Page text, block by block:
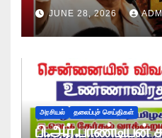
JUNE 28, 2026
அரசியல் தலைப்புச் செய்திகள்
பி.ஆர்.பாண்டியன்